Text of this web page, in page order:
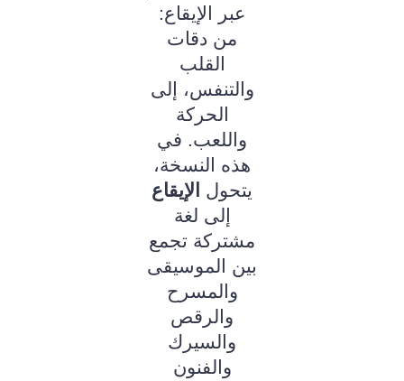
عبر الإيقاع:
من دقات
القلب
والتنفس، إلى
الحركة
واللعب. في
هذه النسخة،
يتحول
الإيقاع
إلى لغة
مشتركة تجمع
بين الموسيقى
والمسرح
والرقص
والسيرك
والفنون